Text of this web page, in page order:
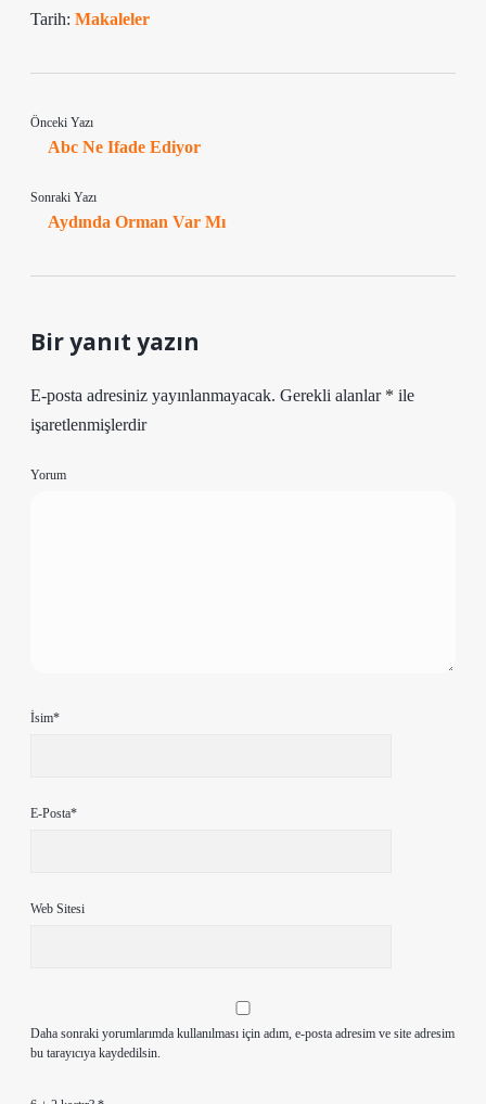
Tarih: Makaleler
Önceki Yazı
Abc Ne Ifade Ediyor
Sonraki Yazı
Aydında Orman Var Mı
Bir yanıt yazın
E-posta adresiniz yayınlanmayacak. Gerekli alanlar * ile
işaretlenmişlerdir
Yorum
İsim*
E-Posta*
Web Sitesi
Daha sonraki yorumlarımda kullanılması için adım, e-posta adresim ve site adresim
bu tarayıcıya kaydedilsin.